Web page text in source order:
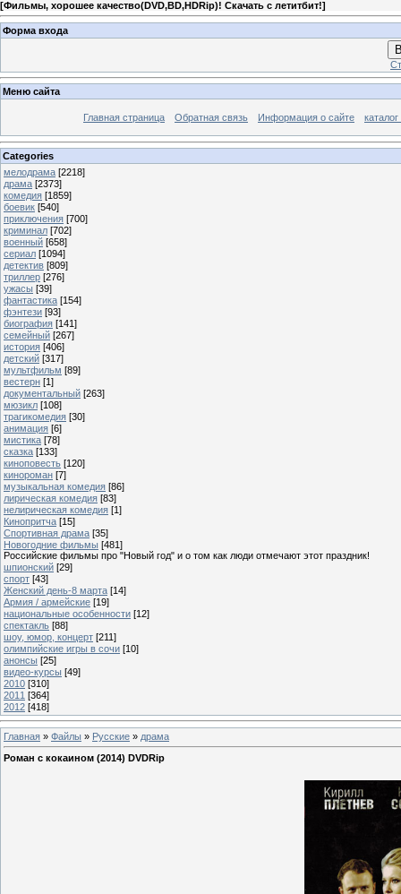
[Фильмы, хорошее качество(DVD,BD,HDRip)! Скачать с летитбит!]
Форма входа
Меню сайта
Главная страница Обратная связь Информация о сайте
Categories
мелодрама [2218]
драма [2373]
комедия [1859]
боевик [540]
приключения [700]
криминал [702]
военный [658]
сериал [1094]
детектив [809]
триллер [276]
ужасы [39]
фантастика [154]
фэнтези [93]
биография [141]
семейный [267]
история [406]
детский [317]
мультфильм [89]
вестерн [1]
документальный [263]
мюзикл [108]
трагикомедия [30]
анимация [6]
мистика [78]
сказка [133]
киноповесть [120]
кинороман [7]
музыкальная комедия [86]
лирическая комедия [83]
нелирическая комедия [1]
Кинопритча [15]
Спортивная драма [35]
Новогодние фильмы [481]
Российские фильмы про "Новый год" и о том как люди отмечают этот праздник!
шпионский [29]
спорт [43]
Женский день-8 марта [14]
Армия / армейские [19]
национальные особенности [12]
спектакль [88]
шоу, юмор, концерт [211]
олимпийские игры в сочи [10]
анонсы [25]
видео-курсы [49]
2010 [310]
2011 [364]
2012 [418]
Главная » Файлы » Русские » драма
Роман с кокаином (2014) DVDRip